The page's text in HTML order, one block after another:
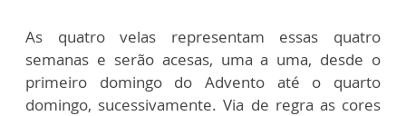
As quatro velas representam essas quatro
semanas e serão acesas, uma a uma, desde o
primeiro domingo do Advento até o quarto
domingo, sucessivamente. Via de regra as cores